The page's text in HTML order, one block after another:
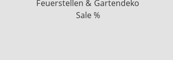
Feuerstellen & Gartendeko
Sale %